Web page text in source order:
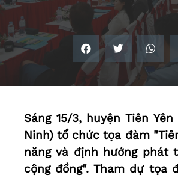
Sáng 15/3, huyện Tiên
Ninh) tổ chức tọa đàm
năng và định hướng phát
cộng đồng". Tham dự tọa